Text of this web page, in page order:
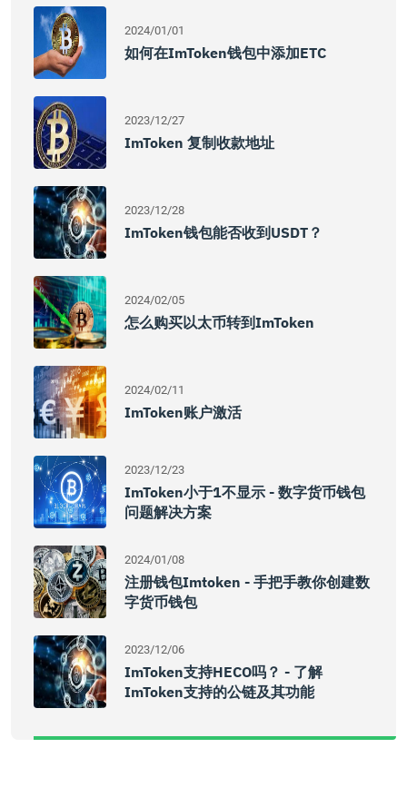
2024/01/01
如何在imToken钱包中添加ETC
2023/12/27
ImToken 复制收款地址
2023/12/28
ImToken钱包能否收到USDT？
2024/02/05
怎么购买以太币转到imToken
2024/02/11
ImToken账户激活
2023/12/23
ImToken小于1不显示 - 数字货币钱包
问题解决方案
2024/01/08
注册钱包imtoken - 手把手教你创建数
字货币钱包
2023/12/06
ImToken支持HECO吗？ - 了解
ImToken支持的公链及其功能